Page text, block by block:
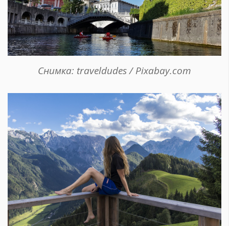
Снимка: traveldudes / Pixabay.com